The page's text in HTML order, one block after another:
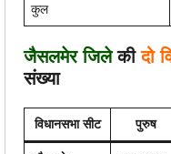
कुल
जैसलमेरजिलेकीदो
संख्या
विधानसभा सीट पुरुष